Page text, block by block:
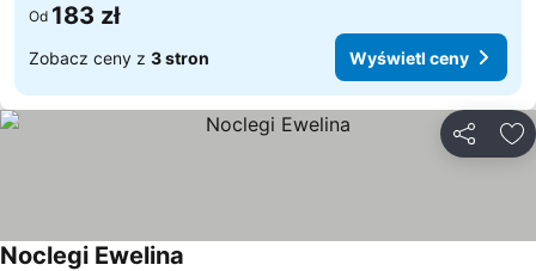
Od 183 zł
Zobacz ceny z 3 stron Wyświetl ceny
Noclegi Ewelina